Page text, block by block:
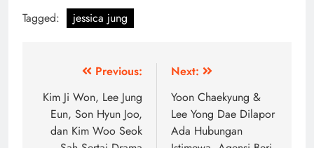
Tagged: jessica jung
navigation
Previous:
Kim Ji Won, Lee Jung
Eun, Son Hyun Joo,
dan Kim Woo Seok
Next:
Yoon Chaekyung &
Lee Yong Dae Dilapor
Ada Hubungan